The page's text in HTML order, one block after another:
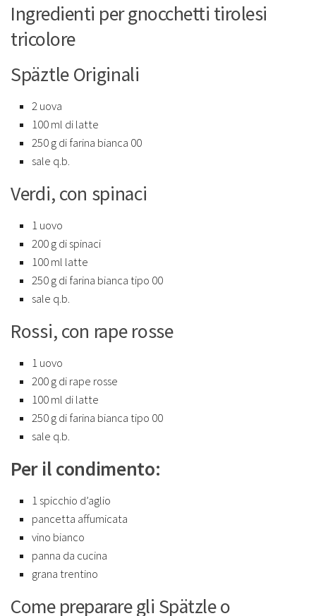
Ingredienti per gnocchetti tirolesi
tricolore
Späztle Originali
2 uova
100 ml di latte
250 g di farina bianca 00
sale q.b.
Verdi, con spinaci
1 uovo
200 g di spinaci
100 ml latte
250 g di farina bianca tipo 00
sale q.b.
Rossi, con rape rosse
1 uovo
200 g di rape rosse
100 ml di latte
250 g di farina bianca tipo 00
sale q.b.
Per il condimento:
1 spicchio d’aglio
pancetta affumicata
vino bianco
panna da cucina
grana trentino
Come preparare gli Spätzle o